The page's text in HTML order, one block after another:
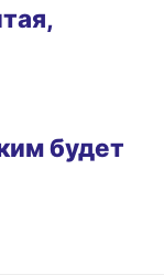
будет